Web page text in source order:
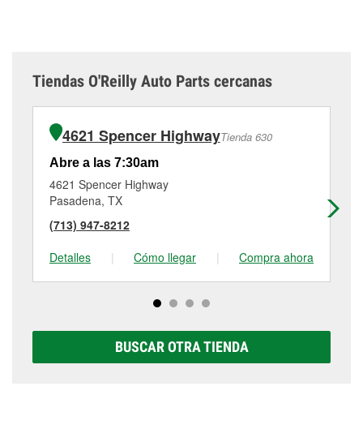
Tiendas O'Reilly Auto Parts cercanas
4621 Spencer HighwayTienda 630
Abre a las 7:30am
4621 Spencer Highway
Pasadena, TX
(713) 947-8212
Detalles
| Cómo llegar | Compra ahora
BUSCAR OTRA TIENDA